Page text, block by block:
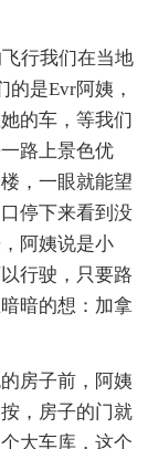
行我们在当地
是Evr阿姨，
的车，等我们
路上景色优
，一眼就能望
停下来看到没
阿姨说是小
行驶，只要路
暗的想：加拿
房子前，阿姨
，房子的门就
大车库，这个